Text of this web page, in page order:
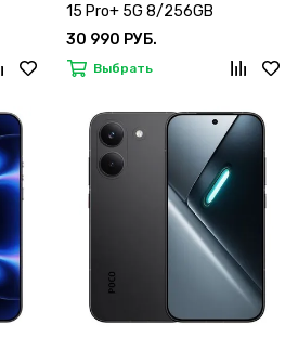
15 Pro+ 5G 8/256GB
30 990 РУБ.
Выбрать